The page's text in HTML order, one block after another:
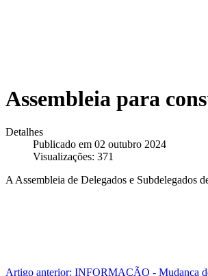
Assembleia para
Detalhes
Publicado em 02 outubro 2024
Visualizações: 371
A Assembleia de Delegados e Subdelegados
Artigo anterior: INFORMAÇÃO - Mudança